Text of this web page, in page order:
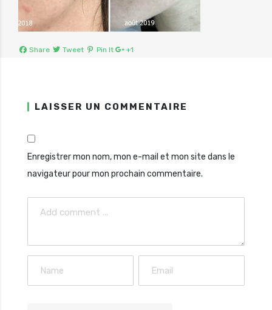
Share Tweet Pin It +1
LAISSER UN COMMENTAIRE
Enregistrer mon nom, mon e-mail et mon site dans le
navigateur pour mon prochain commentaire.